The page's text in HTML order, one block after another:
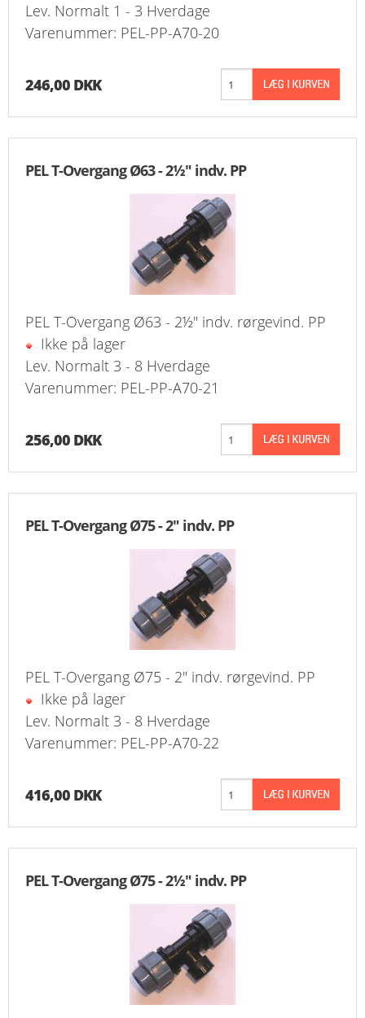
Lev. Normalt 1 - 3 Hverdage
Varenummer: PEL-PP-A70-20
246,00 DKK
PEL T-Overgang Ø63 - 2½" indv. PP
PEL T-Overgang Ø63 - 2½" indv. rørgevind. PP
Ikke på lager
Lev. Normalt 3 - 8 Hverdage
Varenummer: PEL-PP-A70-21
256,00 DKK
PEL T-Overgang Ø75 - 2" indv. PP
PEL T-Overgang Ø75 - 2" indv. rørgevind. PP
Ikke på lager
Lev. Normalt 3 - 8 Hverdage
Varenummer: PEL-PP-A70-22
416,00 DKK
PEL T-Overgang Ø75 - 2½" indv. PP